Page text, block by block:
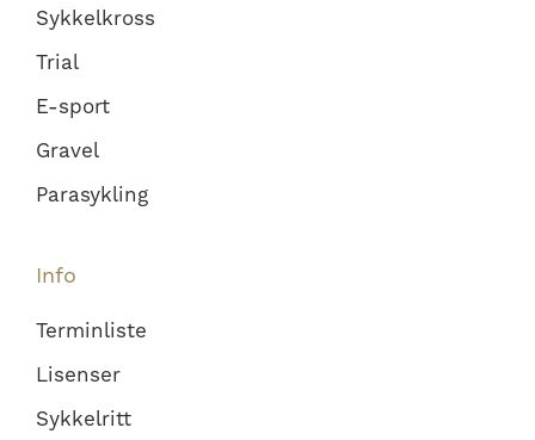
Sykkelkross
Trial
E-sport
Gravel
Parasykling
Info
Terminliste
Lisenser
Sykkelritt